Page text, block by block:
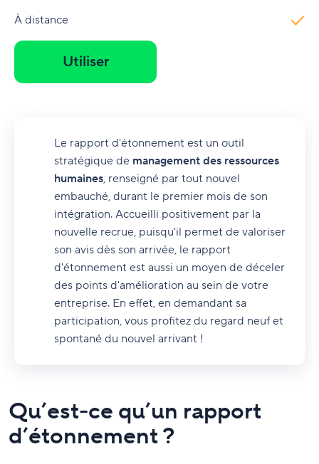
À distance
Utiliser
Le rapport d'étonnement est un outil
stratégique de management des ressources
humaines, renseigné par tout nouvel
embauché, durant le premier mois de son
intégration. Accueilli positivement par la
nouvelle recrue, puisqu'il permet de valoriser
son avis dès son arrivée, le rapport
d'étonnement est aussi un moyen de déceler
des points d'amélioration au sein de votre
entreprise. En effet, en demandant sa
participation, vous profitez du regard neuf et
spontané du nouvel arrivant !
Qu’est-ce qu’un rapport
d’étonnement ?